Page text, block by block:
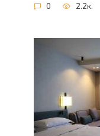
0 2.2к.